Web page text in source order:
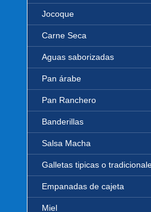
Jocoque
Carne Seca
Aguas saborizadas
Pan árabe
Pan Ranchero
Banderillas
Salsa Macha
Galletas tipicas o
Empanadas de cajeta
Miel